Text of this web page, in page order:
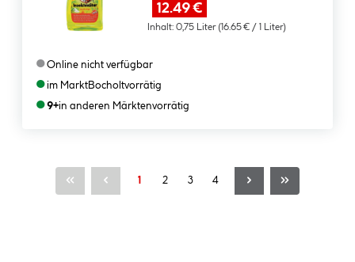
12.49 €
Inhalt: 0,75 Liter (16.65 € / 1 Liter)
●Online nicht verfügbar
●im MarktBocholtvorrätig
●9+in anderen Märktenvorrätig
Seite
1 Seite
2 Seite
3 Seite
4